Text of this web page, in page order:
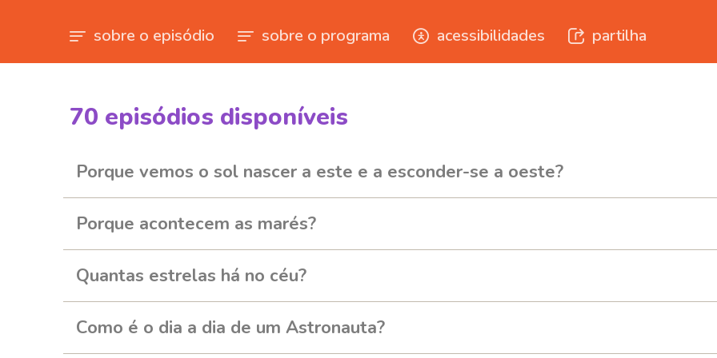
sobre o episódio sobre o programa acessibilidades partilha
70 episódios disponíveis
Porque vemos o sol nascer a este e a esconder-se a oeste?
Porque acontecem as marés?
Quantas estrelas há no céu?
Como é o dia a dia de um Astronauta?